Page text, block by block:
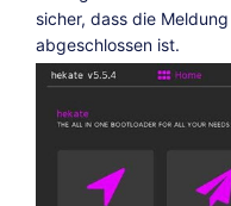
sicher, dass die
abgeschlossen ist.